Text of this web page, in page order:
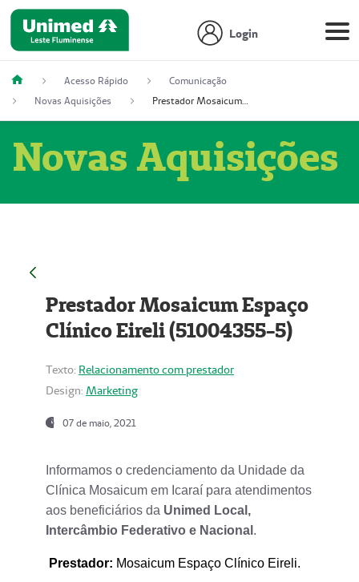
Login
Acesso Rápido
Comunicação
Novas Aquisições
Prestador Mosaicum Espaço Clínico Eireli (51004355-5)
Novas Aquisições
Prestador Mosaicum Espaço
Clínico Eireli (51004355-5)
Texto: Relacionamento com prestador
Design: Marketing
07 de maio, 2021
Informamos o credenciamento da Unidade da
Clínica Mosaicum em Icaraí para atendimentos
aos beneficiários da Unimed Local,
Intercâmbio Federativo e Nacional .
Prestador: Mosaicum Espaço Clínico Eireli.